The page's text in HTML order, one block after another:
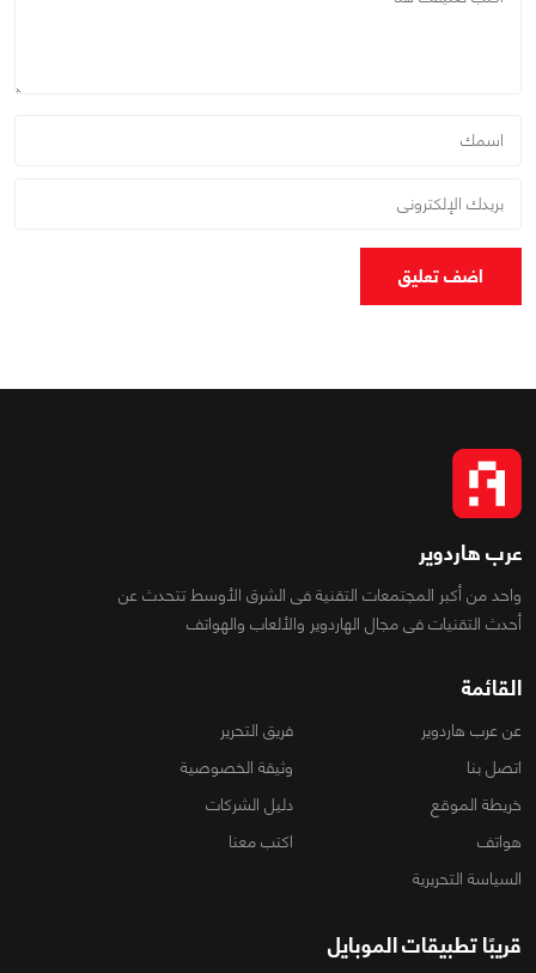
اضف تعليق
عرب هاردوير
واحد من أكبر المجتمعات التقنية فى الشرق الأوسط تتحدث عن
أحدث التقنيات فى مجال الهاردوير والألعاب والهواتف
القائمة
عن عرب هاردوير
فريق التحرير
اتصل بنا
وثيقة الخصوصية
خريطة الموقع
دليل الشركات
هواتف
اكتب معنا
السياسة التحريرية
قريبًا تطبيقات الموبايل